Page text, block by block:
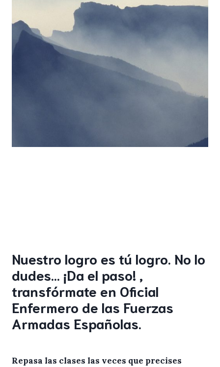
Nuestro logro es tú logro. No lo
dudes… ¡Da el paso! ,
transfórmate en Oficial
Enfermero de las Fuerzas
Armadas Españolas.
Repasa las clases las veces que precises